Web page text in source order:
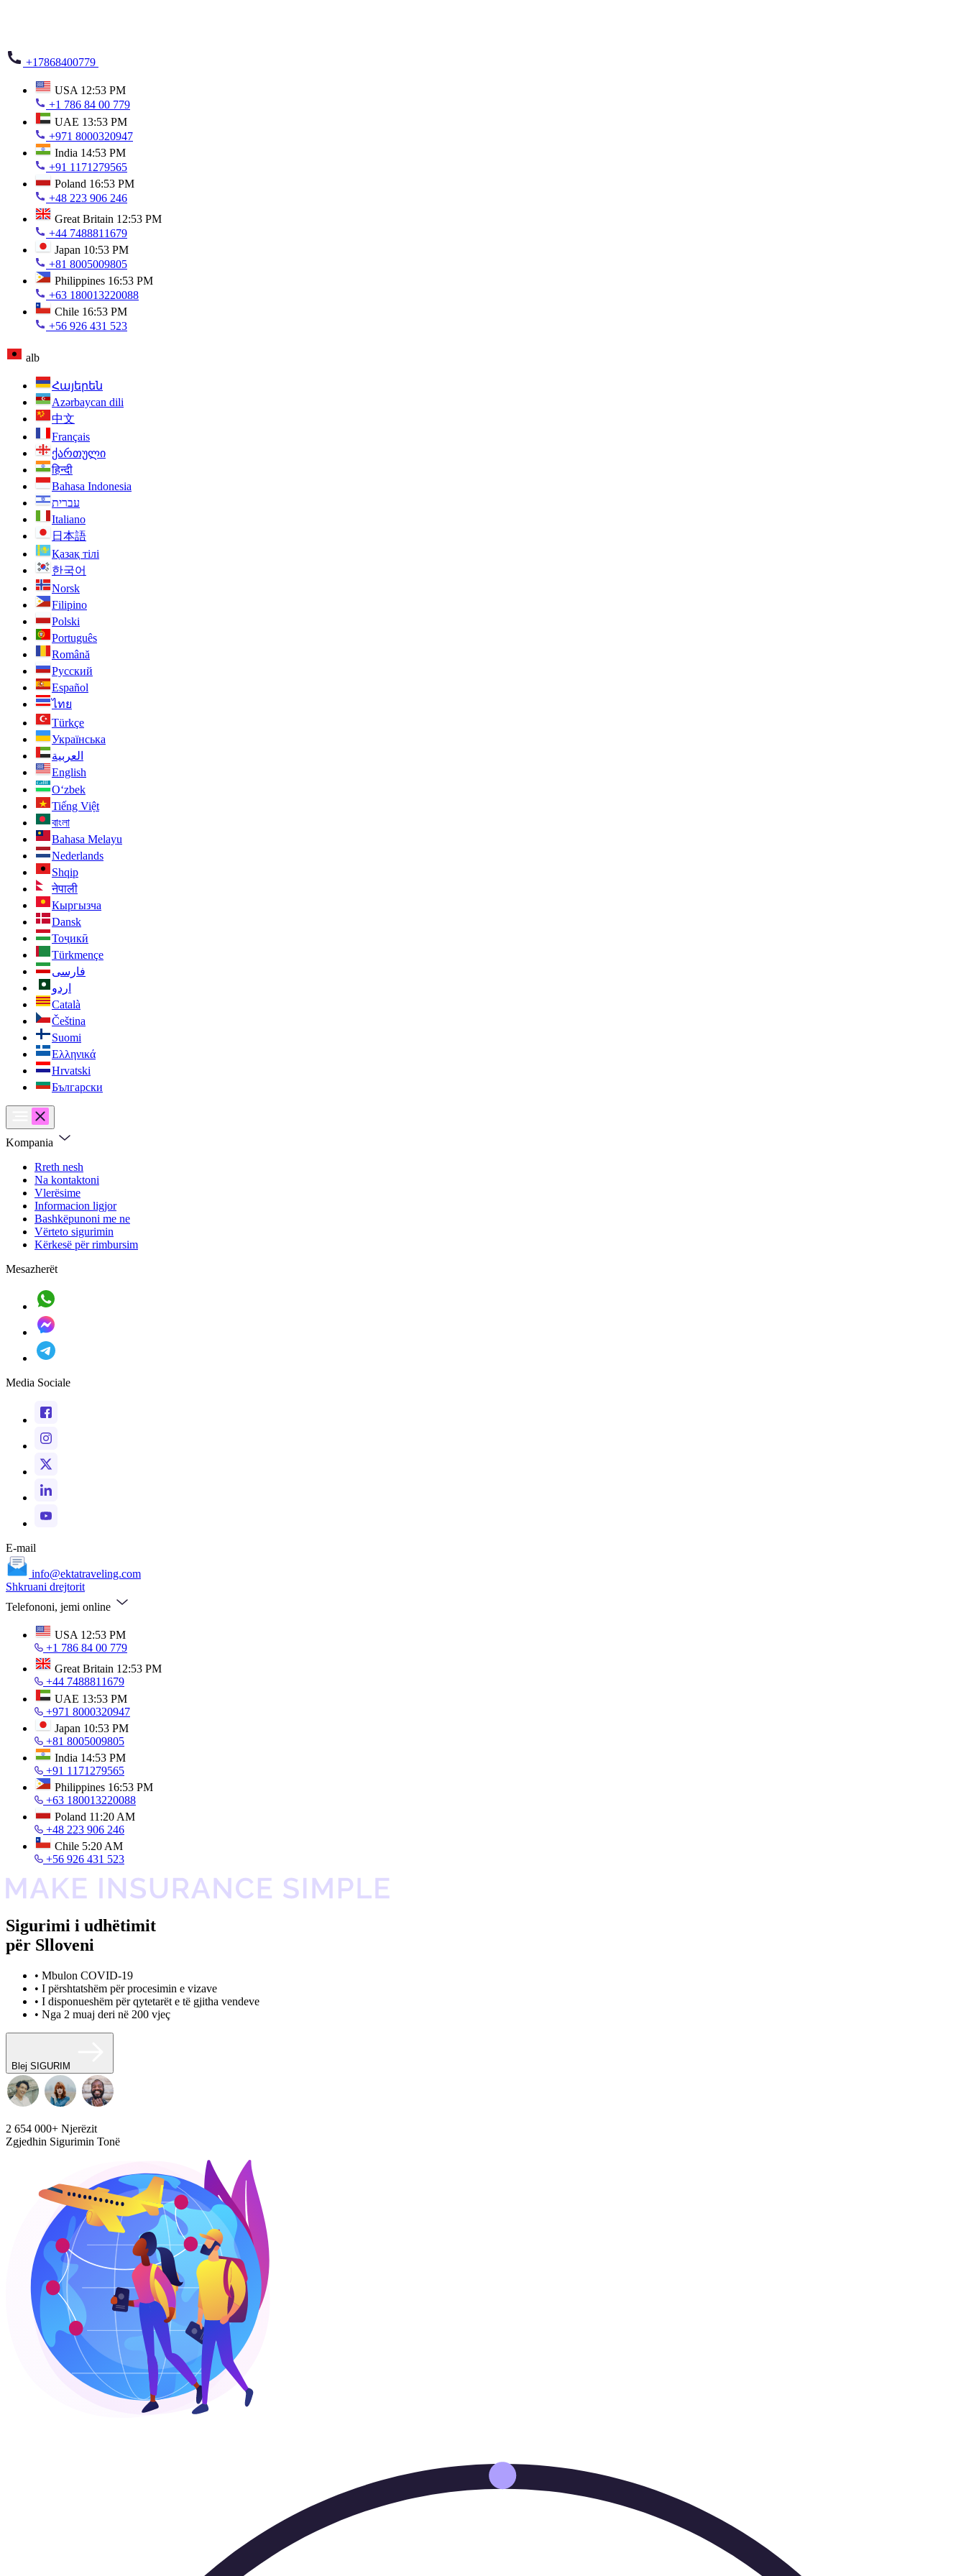
+17868400779
USA 12:53 PM
+1 786 84 00 779
UAE 13:53 PM
+971 8000320947
India 14:53 PM
+91 1171279565
Poland 16:53 PM
+48 223 906 246
Great Britain 12:53 PM
+44 7488811679
Japan 10:53 PM
+81 8005009805
Philippines 16:53 PM
+63 180013220088
Chile 16:53 PM
+56 926 431 523
alb
Հայերեն
Azərbaycan dili
中文
Français
ქართული
हिन्दी
Bahasa Indonesia
עברית
Italiano
日本語
Қазақ тілі
한국어
Norsk
Filipino
Polski
Português
Română
Русский
Español
ไทย
Türkçe
Українська
العربية
English
O‘zbek
Tiếng Việt
বাংলা
Bahasa Melayu
Nederlands
Shqip
नेपाली
Кыргызча
Dansk
Тоҷикӣ
Türkmençe
فارسی
اردو
Català
Čeština
Suomi
Ελληνικά
Hrvatski
Български
Kompania
Rreth nesh
Na kontaktoni
Vlerësime
Informacion ligjor
Bashkëpunoni me ne
Vërteto sigurimin
Kërkesë për rimbursim
Mesazherët
Media Sociale
E-mail
info@ektatraveling.com
Shkruani drejtorit
Telefononi, jemi online
USA 12:53 PM
+1 786 84 00 779
Great Britain 12:53 PM
+44 7488811679
UAE 13:53 PM
+971 8000320947
Japan 10:53 PM
+81 8005009805
India 14:53 PM
+91 1171279565
Philippines 16:53 PM
+63 180013220088
Poland 11:20 AM
+48 223 906 246
Chile 5:20 AM
+56 926 431 523
Sigurimi i udhëtimit
për Slloveni
• Mbulon COVID-19
• I përshtatshëm për procesimin e vizave
• I disponueshëm për qytetarët e të gjitha vendeve
• Nga 2 muaj deri në 200 vjeç
Blej SIGURIM
2 654 000+ Njerëzit
Zgjedhin Sigurimin Tonë